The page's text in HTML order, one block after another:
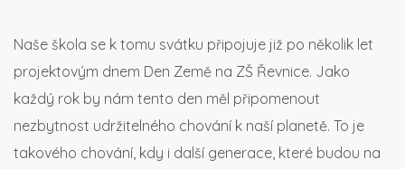
Naše škola se k tomu svátku připojuje již po několik let
projektovým dnem Den Země na ZŠ Řevnice. Jako
každý rok by nám tento den měl připomenout
nezbytnost udržitelného chování k naší planetě. To je
takového chování, kdy i další generace, které budou na